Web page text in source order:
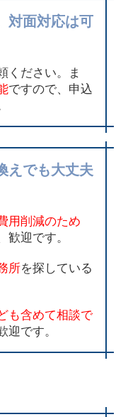
対面対応は可
ください。ま
ですので、申込
えでも大丈夫
用削減のため
歓迎です。
所を探している
も含めて相談で
迎です。